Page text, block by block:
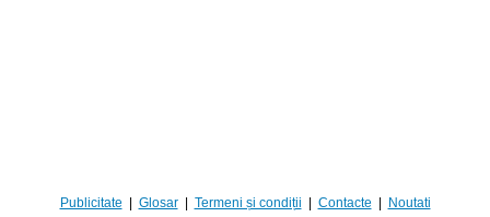
Publicitate Glosar| Termeni și condiții Contacte Noutati